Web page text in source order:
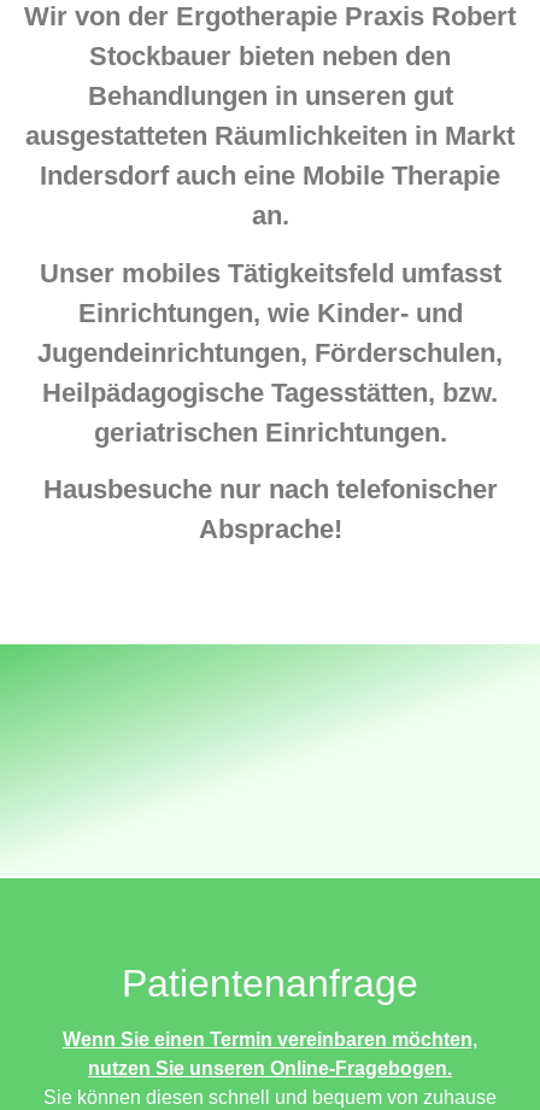
Wir von der Ergotherapie Praxis Robert
Stockbauer bieten neben den
Behandlungen in unseren gut
ausgestatteten Räumlichkeiten in Markt
Indersdorf auch eine Mobile Therapie
an.
Unser mobiles Tätigkeitsfeld umfasst
Einrichtungen, wie Kinder- und
Jugendeinrichtungen, Förderschulen,
Heilpädagogische Tagesstätten, bzw.
geriatrischen Einrichtungen.
Hausbesuche nur nach telefonischer
Absprache!
Patientenanfrage
Wenn Sie einen Termin vereinbaren möchten,
nutzen Sie unseren Online-Fragebogen.
Sie können diesen schnell und bequem von zuhause